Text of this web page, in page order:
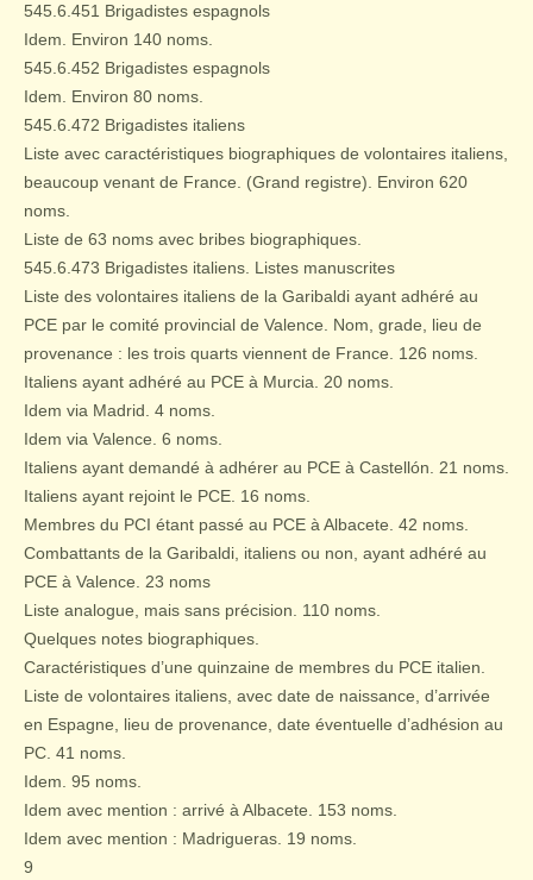
545.6.451 Brigadistes espagnols
Idem. Environ 140 noms.
545.6.452 Brigadistes espagnols
Idem. Environ 80 noms.
545.6.472 Brigadistes italiens
Liste avec caractéristiques biographiques de volontaires italiens,
beaucoup venant de France. (Grand registre). Environ 620
noms.
Liste de 63 noms avec bribes biographiques.
545.6.473 Brigadistes italiens. Listes manuscrites
Liste des volontaires italiens de la Garibaldi ayant adhéré au
PCE par le comité provincial de Valence. Nom, grade, lieu de
provenance : les trois quarts viennent de France. 126 noms.
Italiens ayant adhéré au PCE à Murcia. 20 noms.
Idem via Madrid. 4 noms.
Idem via Valence. 6 noms.
Italiens ayant demandé à adhérer au PCE à Castellón. 21 noms.
Italiens ayant rejoint le PCE. 16 noms.
Membres du PCI étant passé au PCE à Albacete. 42 noms.
Combattants de la Garibaldi, italiens ou non, ayant adhéré au
PCE à Valence. 23 noms
Liste analogue, mais sans précision. 110 noms.
Quelques notes biographiques.
Caractéristiques d’une quinzaine de membres du PCE italien.
Liste de volontaires italiens, avec date de naissance, d’arrivée
en Espagne, lieu de provenance, date éventuelle d’adhésion au
PC. 41 noms.
Idem. 95 noms.
Idem avec mention : arrivé à Albacete. 153 noms.
Idem avec mention : Madrigueras. 19 noms.
9